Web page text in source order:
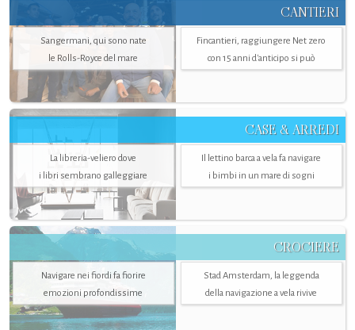
CANTIERI
Sangermani, qui sono nate
le Rolls-Royce del mare
Fincantieri, raggiungere Net zero
con 15 anni d'anticipo si può
CASE & ARREDI
La libreria-veliero dove
i libri sembrano galleggiare
Il lettino barca a vela fa navigare
i bimbi in un mare di sogni
CROCIERE
Navigare nei fiordi fa fiorire
emozioni profondissime
Stad Amsterdam, la leggenda
della navigazione a vela rivive